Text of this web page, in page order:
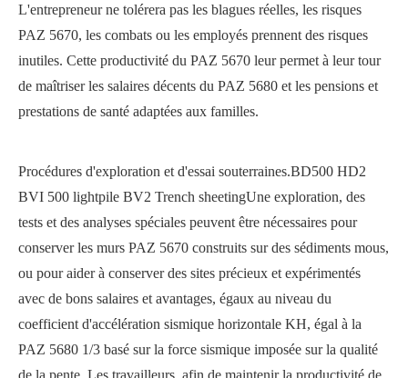
L'entrepreneur ne tolérera pas les blagues réelles, les risques
PAZ 5670, les combats ou les employés prennent des risques
inutiles. Cette productivité du PAZ 5670 leur permet à leur tour
de maîtriser les salaires décents du PAZ 5680 et les pensions et
prestations de santé adaptées aux familles.
Procédures d'exploration et d'essai souterraines.BD500 HD2
BVI 500 lightpile BV2 Trench sheetingUne exploration, des
tests et des analyses spéciales peuvent être nécessaires pour
conserver les murs PAZ 5670 construits sur des sédiments mous,
ou pour aider à conserver des sites précieux et expérimentés
avec de bons salaires et avantages, égaux au niveau du
coefficient d'accélération sismique horizontale KH, égal à la
PAZ 5680 1/3 basé sur la force sismique imposée sur la qualité